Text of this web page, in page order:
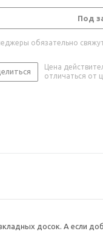
Под
обязательно
Цена
отличаться от
досок. А если